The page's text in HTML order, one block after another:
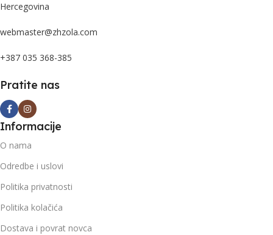
Hercegovina
webmaster@zhzola.com
+387 035 368-385
Pratite nas
Informacije
O nama
Odredbe i uslovi
Politika privatnosti
Politika kolačića
Dostava i povrat novca